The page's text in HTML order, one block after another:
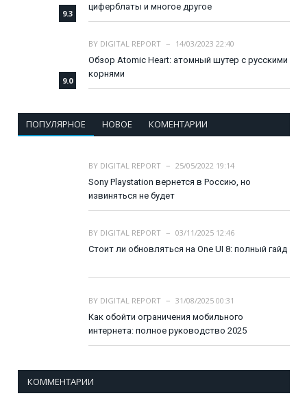
9.3
циферблаты и многое другое
9.0
BY DIGITAL REPORT
14/03/2023 22:40
Обзор Atomic Heart: атомный шутер с русскими
корнями
ПОПУЛЯРНОЕ НОВОЕ КОМЕНТАРИИ
BY DIGITAL REPORT
25/05/2022 19:14
Sony Playstation вернется в Россию, но
извиняться не будет
BY DIGITAL REPORT
03/11/2025 12:46
Стоит ли обновляться на One UI 8: полный гайд
BY DIGITAL REPORT
31/08/2025 00:31
Как обойти ограничения мобильного
интернета: полное руководство 2025
КОММЕНТАРИИ